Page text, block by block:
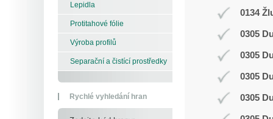
Lepidla
Protitahové fólie
Výroba profilů
Separační a čistící prostředky
Rychlé vyhledání hran
0134
0305
0305
0305
0305